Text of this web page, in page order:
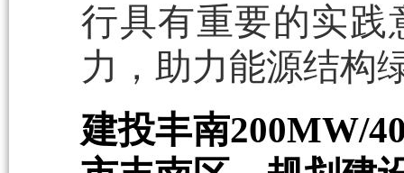
行具有重要的实践
力，助力能源结构
建投丰南200MW/